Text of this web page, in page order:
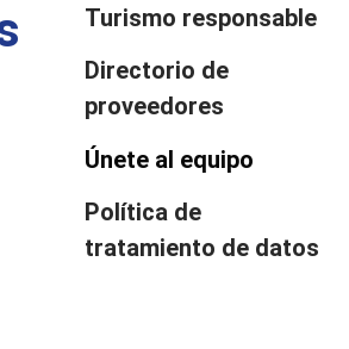
Turismo responsable
Directorio de
proveedores
Únete al equipo
Política de
tratamiento de datos